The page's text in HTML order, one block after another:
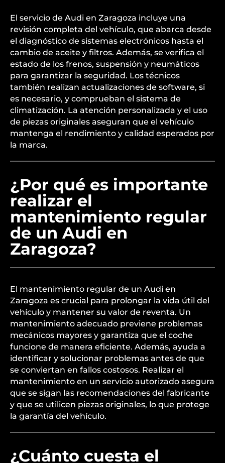
El servicio de Audi en Zaragoza incluye una
revisión completa del vehículo, que abarca desde
el diagnóstico de sistemas electrónicos hasta el
cambio de aceite y filtros. Además, se verifica el
estado de los frenos, suspensión y neumáticos
para garantizar la seguridad. Los técnicos
también realizan actualizaciones de software, si
es necesario, y comprueban el sistema de
climatización. La atención personalizada y el uso
de piezas originales aseguran que el vehículo
mantenga el rendimiento y calidad esperados por
la marca.
¿Por qué es importante
realizar el
mantenimiento regular
de un Audi en
Zaragoza?
El mantenimiento regular de un Audi en
Zaragoza es crucial para prolongar la vida útil del
vehículo y mantener su valor de reventa. Un
mantenimiento adecuado previene problemas
mecánicos mayores y garantiza que el coche
funcione de manera eficiente. Además, ayuda a
identificar y solucionar problemas antes de que
se conviertan en fallos costosos. Realizar el
mantenimiento en un servicio autorizado asegura
que se sigan las recomendaciones del fabricante
y que se utilicen piezas originales, lo que protege
la garantía del vehículo.
¿Cuánto cuesta el